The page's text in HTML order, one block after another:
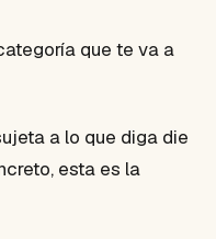
que te va a
a lo que diga die
esta es la